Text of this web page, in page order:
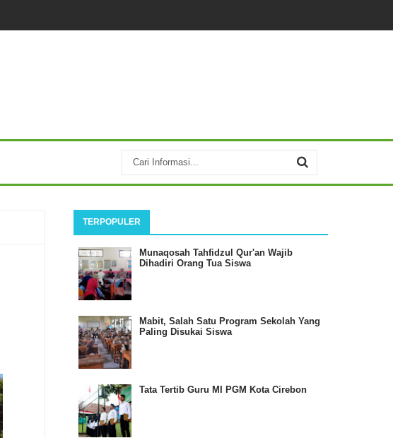
TERPOPULER
Munaqosah Tahfidzul Qur'an Wajib
Dihadiri Orang Tua Siswa
Mabit, Salah Satu Program Sekolah Yang
Paling Disukai Siswa
Tata Tertib Guru MI PGM Kota Cirebon